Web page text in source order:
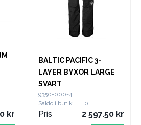
BALTIC PACIFIC 3-
LAYER BYXOR LARGE
SVART
9350-000-4
Saldo i butik
0
Pris 2 597.50